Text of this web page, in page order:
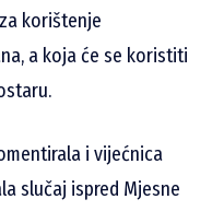
korištenje
a koja će se koristiti
i vijećnica
slučaj ispred Mjesne